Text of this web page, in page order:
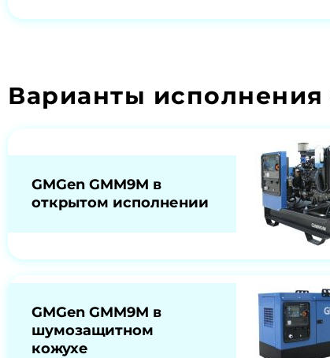
Варианты
GMGen GMM9М в
открытом исполнении
GMGen GMM9М в
шумозащитном
кожухе